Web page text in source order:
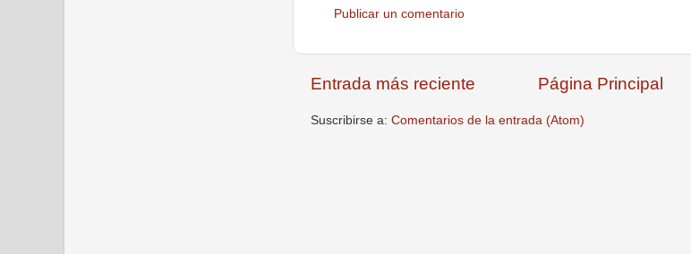
Publicar un comentario
Entrada más reciente Página Principal
Suscribirse a: Comentarios de la entrada (Atom)